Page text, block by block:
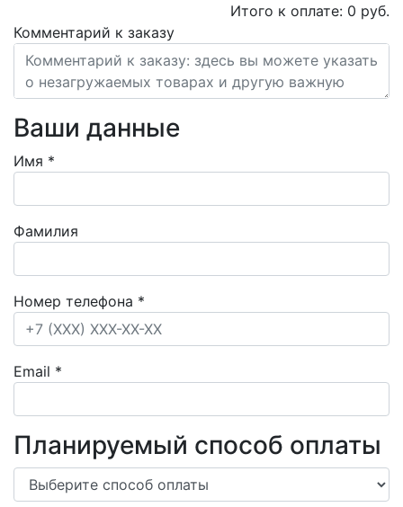
Итого к оплате: 0 руб.
Комментарий к заказу
Ваши данные
Имя *
Фамилия
Номер телефона *
Email *
Планируемый способ оплаты